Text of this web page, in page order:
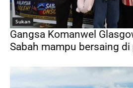
Sukan
Gangsa Komanwel
Sabah mampu bersaing